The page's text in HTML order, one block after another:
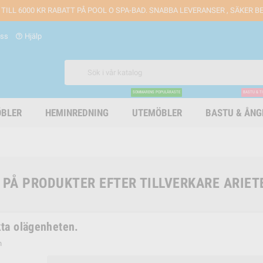
TILL 6000 KR RABATT PÅ POOL O SPA-BAD. SNABBA LEVERANSER , SÄKER
help_outline Hjälp
HEMINREDNING UTEMÖBLER
SOMMARENS POPULÄRASTE
BASTU &
BASTU &
PRODUKTER EFTER TILLVERKARE
olägenheten.